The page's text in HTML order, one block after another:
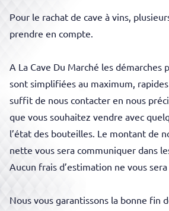
Pour le rachat de cave à vins,
prendre en compte.
A La Cave Du Marché les démarches
sont simplifiées au maximum,
suffit de nous contacter en nous
que vous souhaitez vendre avec
l’état des bouteilles. Le montant de
nette vous sera communiquer dans
Aucun frais d’estimation ne vous
Nous vous garantissons la bonne fin